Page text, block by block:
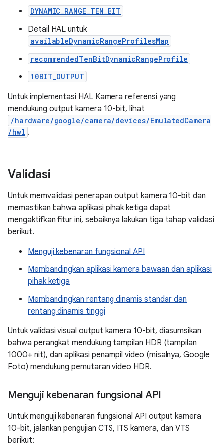
DYNAMIC_RANGE_TEN_BIT
Detail HAL untuk
availableDynamicRangeProfilesMap
recommendedTenBitDynamicRangeProfile
10BIT_OUTPUT
Untuk implementasi HAL Kamera referensi yang
mendukung output kamera 10-bit, lihat
/hardware/google/camera/devices/EmulatedCamera
/hwl .
Validasi
Untuk memvalidasi penerapan output kamera 10-bit dan
memastikan bahwa aplikasi pihak ketiga dapat
mengaktifkan fitur ini, sebaiknya lakukan tiga tahap validasi
berikut.
Menguji kebenaran fungsional API
Membandingkan aplikasi kamera bawaan dan aplikasi
pihak ketiga
Membandingkan rentang dinamis standar dan
rentang dinamis tinggi
Untuk validasi visual output kamera 10-bit, diasumsikan
bahwa perangkat mendukung tampilan HDR (tampilan
1000+ nit), dan aplikasi penampil video (misalnya, Google
Foto) mendukung pemutaran video HDR.
Menguji kebenaran fungsional API
Untuk menguji kebenaran fungsional API output kamera
10-bit, jalankan pengujian CTS, ITS kamera, dan VTS
berikut: